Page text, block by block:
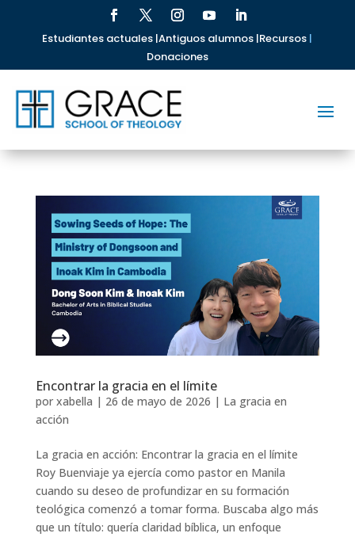
Estudiantes actuales |Antiguos alumnos |Recursos |
Donaciones
Encontrar la gracia en el límite
por xabella | 26 de mayo de 2026 | La gracia en
acción
La gracia en acción: Encontrar la gracia en el límite
Roy Buenviaje ya ejercía como pastor en Manila
cuando su deseo de profundizar en su formación
teológica comenzó a tomar forma. Buscaba algo más
que un título: quería claridad bíblica, un enfoque